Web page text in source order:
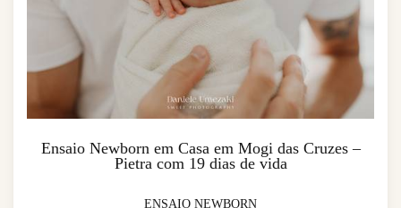
Ensaio Newborn em Casa em Mogi das Cruzes –
Pietra com 19 dias de vida
ENSAIO NEWBORN